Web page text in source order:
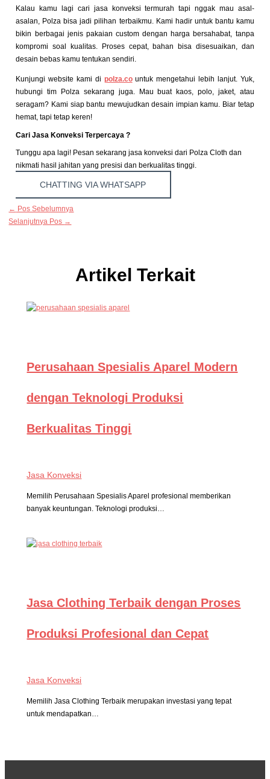
Kalau kamu lagi cari jasa konveksi termurah tapi nggak mau asal-
asalan, Polza bisa jadi pilihan terbaikmu. Kami hadir untuk bantu kamu
bikin berbagai jenis pakaian custom dengan harga bersahabat, tanpa
kompromi soal kualitas. Proses cepat, bahan bisa disesuaikan, dan
desain bebas kamu tentukan sendiri.
Kunjungi website kami di polza.countuk mengetahui lebih lanjut. Yuk,
hubungi tim Polza sekarang juga. Mau buat kaos, polo, jaket, atau
seragam? Kami siap bantu mewujudkan desain impian kamu. Biar tetap
hemat, tapi tetap keren!
Cari Jasa Konveksi Terpercaya ?
Tunggu apa lagi! Pesan sekarang jasa konveksi dari Polza Cloth dan
nikmati hasil jahitan yang presisi dan berkualitas tinggi.
CHATTING VIA WHATSAPP
← Pos Sebelumnya
Selanjutnya Pos →
Artikel Terkait
Perusahaan Spesialis Aparel Modern
dengan Teknologi Produksi
Berkualitas Tinggi
Jasa Konveksi
Memilih Perusahaan Spesialis Aparel profesional memberikan
banyak keuntungan. Teknologi produksi…
Jasa Clothing Terbaik dengan Proses
Produksi Profesional dan Cepat
Jasa Konveksi
Memilih Jasa Clothing Terbaik merupakan investasi yang tepat
untuk mendapatkan…